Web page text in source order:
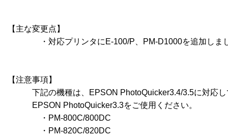
【主な変更点】
・対応プリンタにE-100/P、PM-D1000を追加しま
【注意事項】
下記の機種は、EPSON PhotoQuicker3.4/3.5に対応し
EPSON PhotoQuicker3.3をご使用ください。
・PM-800C/800DC
・PM-820C/820DC